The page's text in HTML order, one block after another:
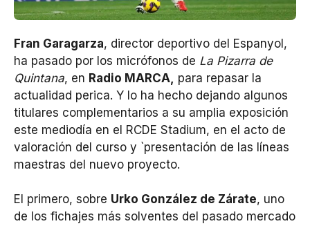
Fran Garagarza, director deportivo del Espanyol,
ha pasado por los micrófonos de La Pizarra de
Quintana, en Radio MARCA, para repasar la
actualidad perica. Y lo ha hecho dejando algunos
titulares complementarios a su amplia exposición
este mediodía en el RCDE Stadium, en el acto de
valoración del curso y `presentación de las líneas
maestras del nuevo proyecto.
El primero, sobre Urko González de Zárate, uno
de los fichajes más solventes del pasado mercado